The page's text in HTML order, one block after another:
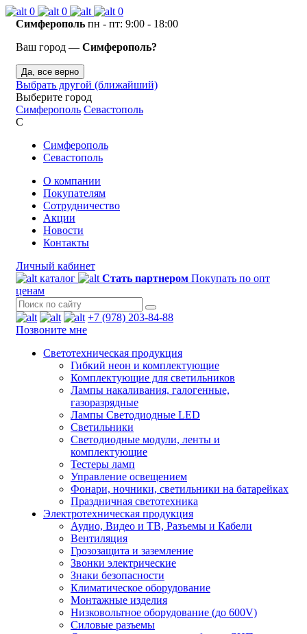
0 0
0
Симферополь пн - пт: 9:00 - 18:00
Ваш город — Симферополь?
Да, все верно
Выбрать другой (ближайший)
Выберите город
Симферополь Севастополь
С
Симферополь
Севастополь
О компании
Покупателям
Сотрудничество
Акции
Новости
Контакты
Личный кабинет
каталог
Стать партнером Покупать по опт
ценам
+7 (978) 203-84-88
Позвоните мне
Светотехническая продукция
Гибкий неон и комплектующие
Комплектующие для светильников
Лампы накаливания, галогенные,
газоразрядные
Лампы Светодиодные LED
Светильники
Светодиодные модули, ленты и
комплектующие
Тестеры ламп
Управление освещением
Фонари, ночники, светильники на батарейках
Праздничная светотехника
Электротехническая продукция
Аудио, Видео и ТВ, Разъемы и Кабели
Вентиляция
Грозозащита и заземление
Звонки электрические
Знаки безопасности
Климатическое оборудование
Монтажные изделия
Низковольтное оборудование (до 600V)
Силовые разъемы